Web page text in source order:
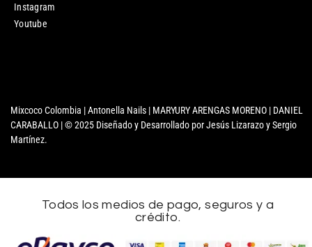
Instagram
Youtube
Mixcoco Colombia | Antonella Nails | MARYURY ARENGAS MORENO | DANIEL
CARABALLO | © 2025 Diseñado y Desarrollado por Jesús Lizarazo y Sergio
Martínez.
Todos los medios de pago, seguros y a
crédito.